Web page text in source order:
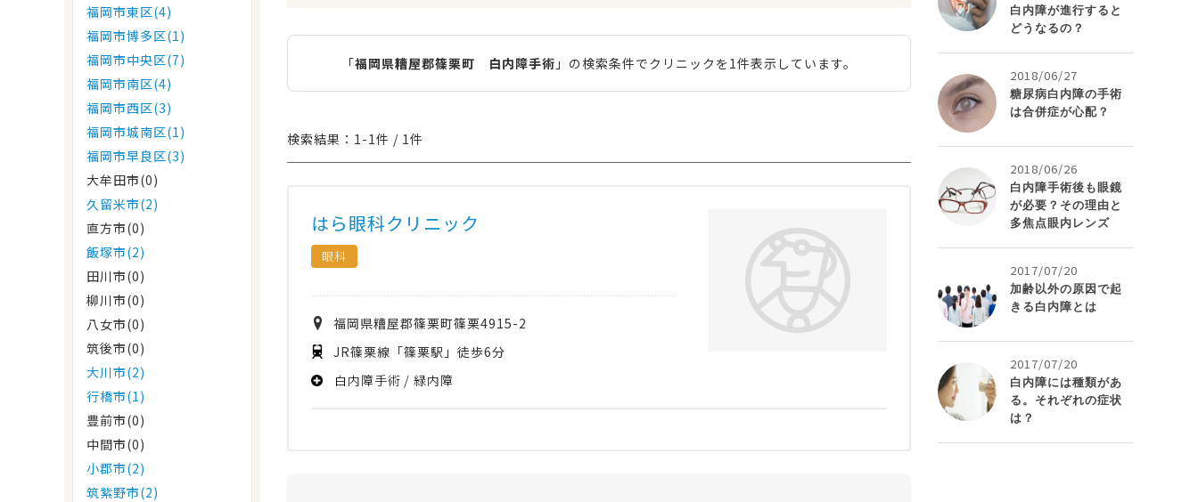
福岡市東区(4)
福岡市博多区(1)
福岡市中央区(7)
福岡市南区(4)
福岡市西区(3)
福岡市城南区(1)
福岡市早良区(3)
大牟田市(0)
久留米市(2)
直方市(0)
飯塚市(2)
田川市(0)
柳川市(0)
八女市(0)
筑後市(0)
大川市(2)
行橋市(1)
豊前市(0)
中間市(0)
小郡市(2)
筑紫野市(2)
「福岡県糟屋郡篠栗町 白内障手術 」の検索条件でクリニックを1件表示しています。
検索結果：1-1件 / 1件
はら眼科クリニック
眼科
福岡県糟屋郡篠栗町篠栗4915-2
JR篠栗線「篠栗駅」徒歩6分
白内障手術
緑内障
白内障が進行すると
どうなるの？
2018/06/27
糖尿病白内障の手術
は合併症が心配？
2018/06/26
白内障手術後も眼鏡
が必要？その理由と
多焦点眼内レンズ
2017/07/20
加齢以外の原因で起
きる白内障とは
2017/07/20
白内障には種類があ
る。それぞれの症状
は？